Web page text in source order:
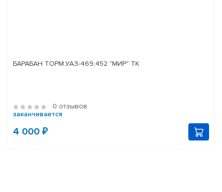
БАРАБАН ТОРМ.УАЗ-469,452 "МИР" ТК
0 отзывов
заканчивается
4 000 ₽